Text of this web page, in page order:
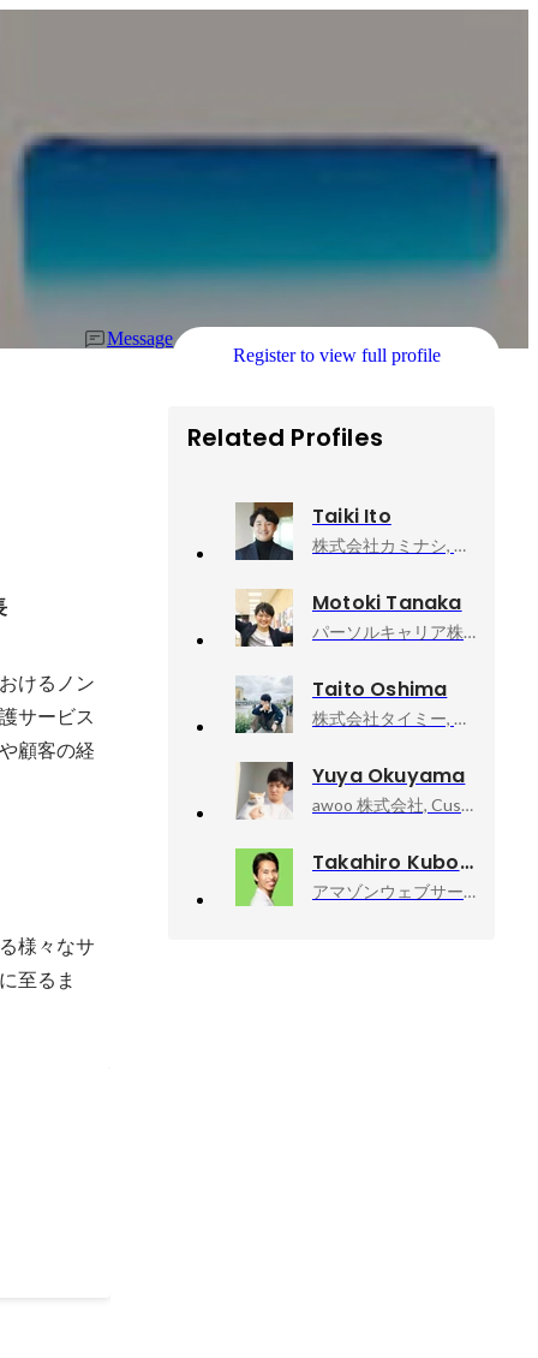
Message
Register to view full profile
けるノン
サービス
顧客の経
様々なサ
至るま
Related Profiles
Taiki Ito
株式会社カミナシ, プロダクト本部
Motoki Tanaka
パーソルキャリア株式会社（キャリア採用）, プロダクト企画統括部｜プロダクトエンジニア職（PdM）
Taito Oshima
株式会社タイミー, PdM
Yuya Okuyama
awoo 株式会社, Customer Success Div.
Takahiro Kubo
アマゾンウェブサービスジャパン合同会社, Developer Relations Machine Learning